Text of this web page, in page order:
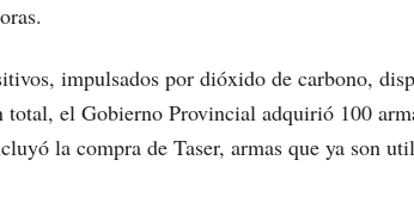
impulsados por dióxido de carbono,
total, el Gobierno Provincial adquirió 100
la compra de Taser, armas que ya son